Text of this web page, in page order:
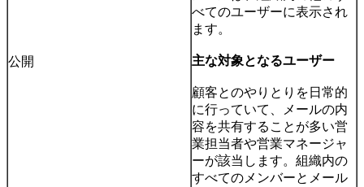
公開
べてのユーザーに表示され
ます。
主な対象となるユーザー
顧客とのやりとりを日常的
に行っていて、メールの内
容を共有することが多い営
業担当者や営業マネージャ
ーが該当します。組織内の
すべてのメンバーとメール